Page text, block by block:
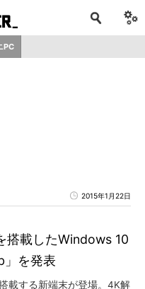
PC
2015年1月22日
載したWindows 10
」を発表
載する新端末が登場。4K解